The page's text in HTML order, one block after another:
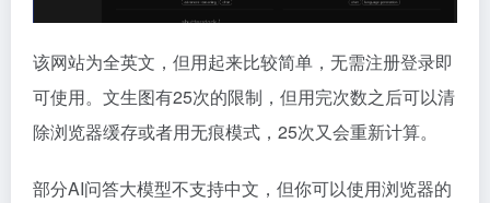
该网站为全英文，但用起来比较简单，无需注册登录即
可使用。文生图有25次的限制，但用完次数之后可以清
除浏览器缓存或者用无痕模式，25次又会重新计算。
部分AI问答大模型不支持中文，但你可以使用浏览器的